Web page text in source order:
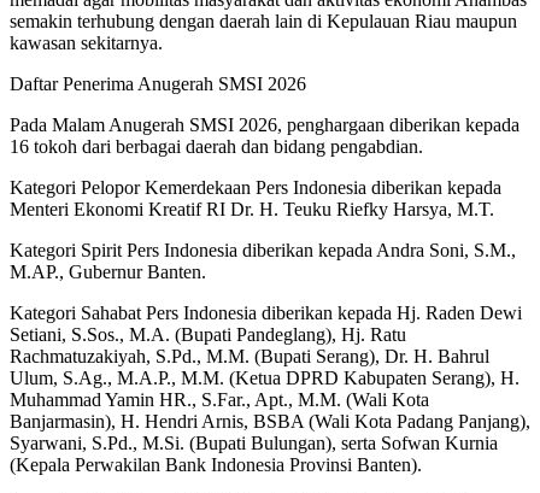
semakin terhubung dengan daerah lain di Kepulauan Riau maupun
kawasan sekitarnya.
Daftar Penerima Anugerah SMSI 2026
Pada Malam Anugerah SMSI 2026, penghargaan diberikan kepada
16 tokoh dari berbagai daerah dan bidang pengabdian.
Kategori Pelopor Kemerdekaan Pers Indonesia diberikan kepada
Menteri Ekonomi Kreatif RI Dr. H. Teuku Riefky Harsya, M.T.
Kategori Spirit Pers Indonesia diberikan kepada Andra Soni, S.M.,
M.AP., Gubernur Banten.
Kategori Sahabat Pers Indonesia diberikan kepada Hj. Raden Dewi
Setiani, S.Sos., M.A. (Bupati Pandeglang), Hj. Ratu
Rachmatuzakiyah, S.Pd., M.M. (Bupati Serang), Dr. H. Bahrul
Ulum, S.Ag., M.A.P., M.M. (Ketua DPRD Kabupaten Serang), H.
Muhammad Yamin HR., S.Far., Apt., M.M. (Wali Kota
Banjarmasin), H. Hendri Arnis, BSBA (Wali Kota Padang Panjang),
Syarwani, S.Pd., M.Si. (Bupati Bulungan), serta Sofwan Kurnia
(Kepala Perwakilan Bank Indonesia Provinsi Banten).